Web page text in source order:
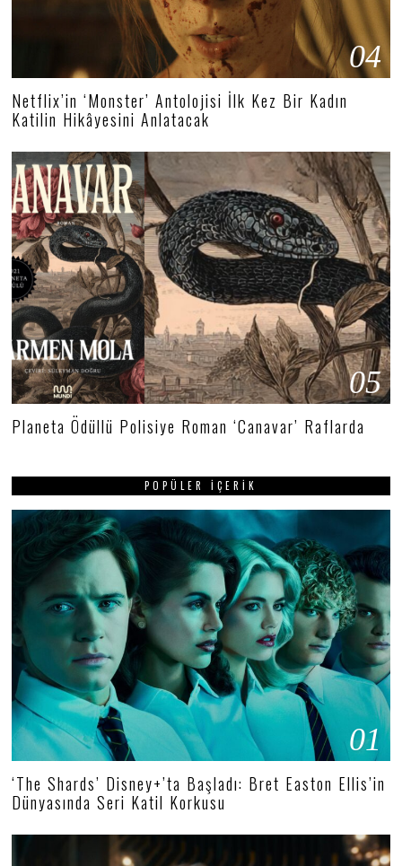
04
Netflix’in ‘Monster’ Antolojisi İlk Kez Bir Kadın
Katilin Hikâyesini Anlatacak
05
Planeta Ödüllü Polisiye Roman ‘Canavar’ Raflarda
POPÜLER İÇERIK
01
‘The Shards’ Disney+’ta Başladı: Bret Easton Ellis’in
Dünyasında Seri Katil Korkusu